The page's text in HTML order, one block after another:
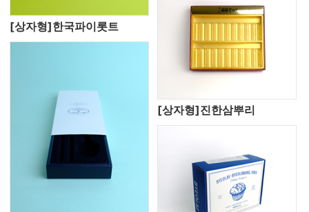
[상자형]한국파이롯트
[상자형]진한삼뿌리